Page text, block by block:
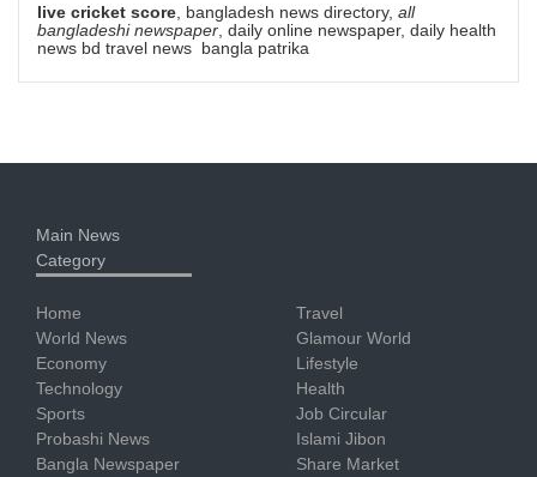
live cricket score , bangladesh news directory, all
bangladeshi newspaper , daily online newspaper, daily health
news bd travel news bangla patrika
Main News
Category
Home
World News
Economy
Technology
Sports
Probashi News
Bangla Newspaper
Travel
Glamour World
Lifestyle
Health
Job Circular
Islami Jibon
Share Market